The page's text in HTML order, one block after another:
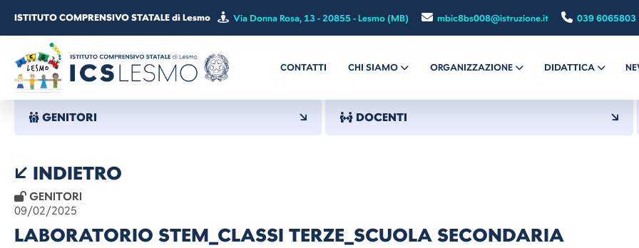
ISTITUTO COMPRENSIVO STATALE di Lesmo Via Donna Rosa, 13 - 20855 - Lesmo (MB) mbic8bs008@istruzione.it 039 6065803
CONTATTI CHI SIAMO ORGANIZZAZIONE DIDATTICA
GENITORI DOCENTI
INDIETRO
GENITORI
09/02/2025
LABORATORIO STEM_CLASSI TERZE_SCUOLA SECONDARIA